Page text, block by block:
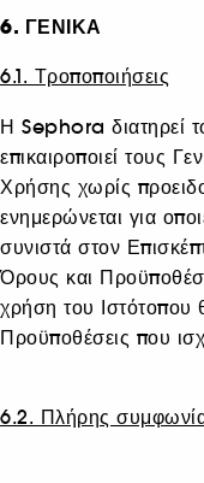
6. ΓΕΝΙΚΑ
6.1. Τροποποιήσεις
Η Sephora διατηρεί
επικαιροποιεί τους
Χρήσης χωρίς
ενημερώνεται για
συνιστά στον
Όρους και
χρήση του Ιστότοπου
Προϋποθέσεις που
6.2. Πλήρης